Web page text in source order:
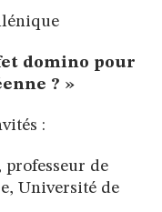
domino pour
? »
:
professeur de
Université de